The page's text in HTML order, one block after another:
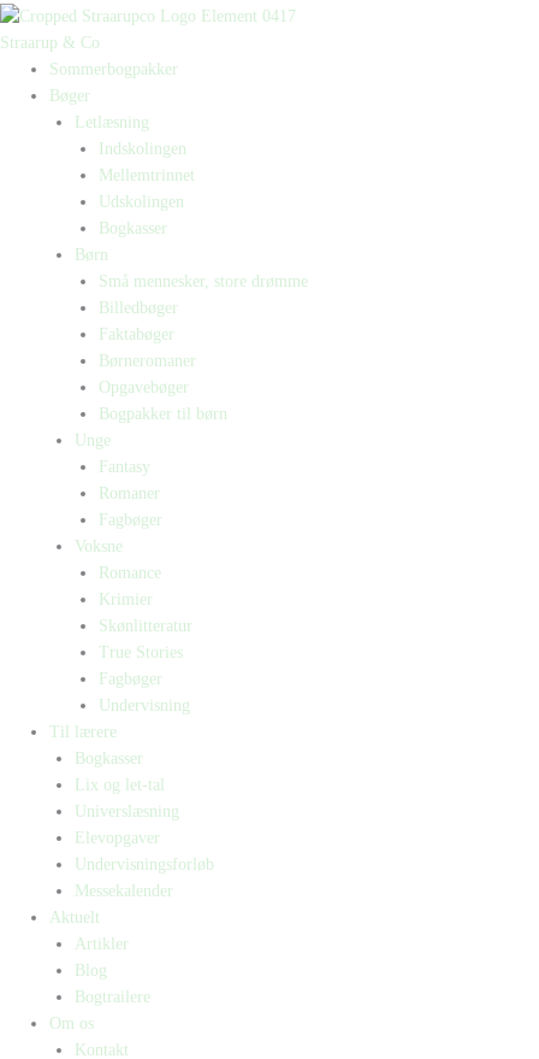
Straarup & Co
Sommerbogpakker
Bøger
Letlæsning
Indskolingen
Mellemtrinnet
Udskolingen
Bogkasser
Børn
Små mennesker, store drømme
Billedbøger
Faktabøger
Børneromaner
Opgavebøger
Bogpakker til børn
Unge
Fantasy
Romaner
Fagbøger
Voksne
Romance
Krimier
Skønlitteratur
True Stories
Fagbøger
Undervisning
Til lærere
Bogkasser
Lix og let-tal
Universlæsning
Elevopgaver
Undervisningsforløb
Messekalender
Aktuelt
Artikler
Blog
Bogtrailere
Om os
Kontakt